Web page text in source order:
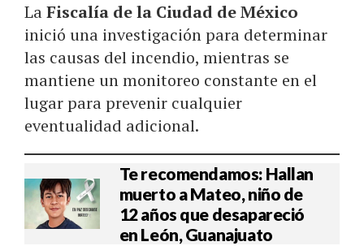
LaFiscalía de la Ciudad de México
inició una investigación para determinar
las causas del incendio, mientras se
mantiene un monitoreo constante en el
lugar para prevenir cualquier
eventualidad adicional.
Te recomendamos: Hallan
muerto a Mateo, niño de
12 años que desapareció
en León, Guanajuato